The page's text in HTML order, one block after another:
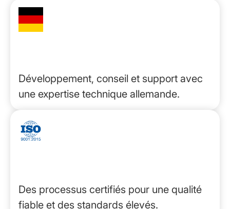
Développement, conseil et support avec
une expertise technique allemande.
Des processus certifiés pour une qualité
fiable et des standards élevés.